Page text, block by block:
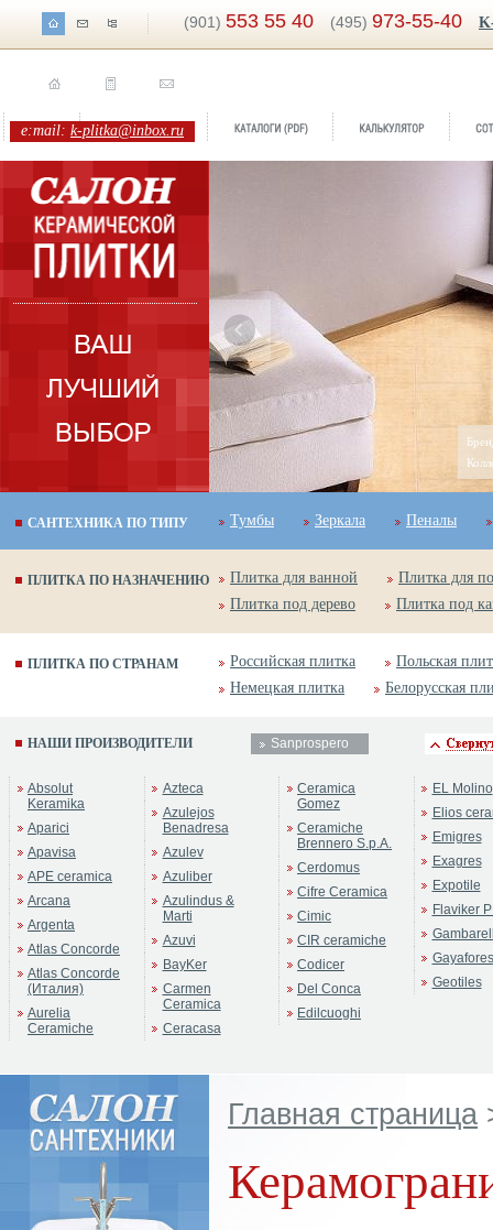
(901) 553 55 40 (495) 973-55-40
e:mail: k-plitka@inbox.ru
Santa Chiara
САНТЕХНИКА ПО ТИПУ Тумбы Зеркала Пеналы
ПЛИТКА ПО НАЗНАЧЕНИЮ Плитка для ванной
Плитка для
Плитка под дерево
Плитка под
ПЛИТКА ПО СТРАНАМ Российская плитка
Польская
Немецкая плитка
Белорусская
НАШИ ПРОИЗВОДИТЕЛИ Sanprospero
Absolut
Keramika
Aparici
Apavisa
APE ceramica
Arcana
Argenta
Atlas Concorde
Atlas Concorde
(Италия)
Aurelia
Ceramiche
Azteca
Azulejos
Benadresa
Azulev
Azuliber
Azulindus &
Marti
Azuvi
BayKer
Carmen
Ceramica
Ceracasa
Ceramica
Gomez
Ceramiche
Brennero S.p.A.
Cerdomus
Cifre Ceramica
Cimic
CIR ceramiche
Codicer
Del Conca
Edilcuoghi
EL Molino
Elios
Emigres
Exagres
Expotile
Flaviker
Gayafores
Geotiles
Главная страница